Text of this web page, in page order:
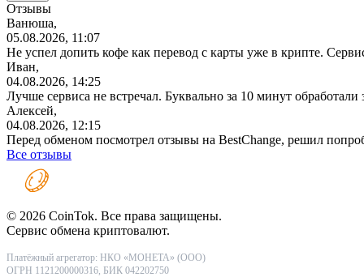
Отзывы
Ванюша,
05.08.2026, 11:07
Не успел допить кофе как перевод с карты уже в крипте.
Иван,
04.08.2026, 14:25
Лучше сервиса не встречал. Буквально за 10 минут
Алексей,
04.08.2026, 12:15
Перед обменом посмотрел отзывы на BestChange, решил
Все отзывы
© 2026 CoinTok. Все права защищены.
Сервис обмена криптовалют.
Платёжный агрегатор: НКО «МОНЕТА» (ООО)
ОГРН 1121200000316, БИК 042202750